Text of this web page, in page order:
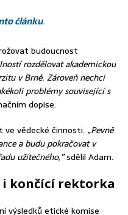
článku.
budoucnost
rozdělovat akademickou
v Brně. Zároveň nechci
problémy související s
dopise.
ve vědecké činnosti. „Pevně
a budu pokračovat v
užitečného,”sdělil Adam.
i končící rektorka
výsledků etické komise